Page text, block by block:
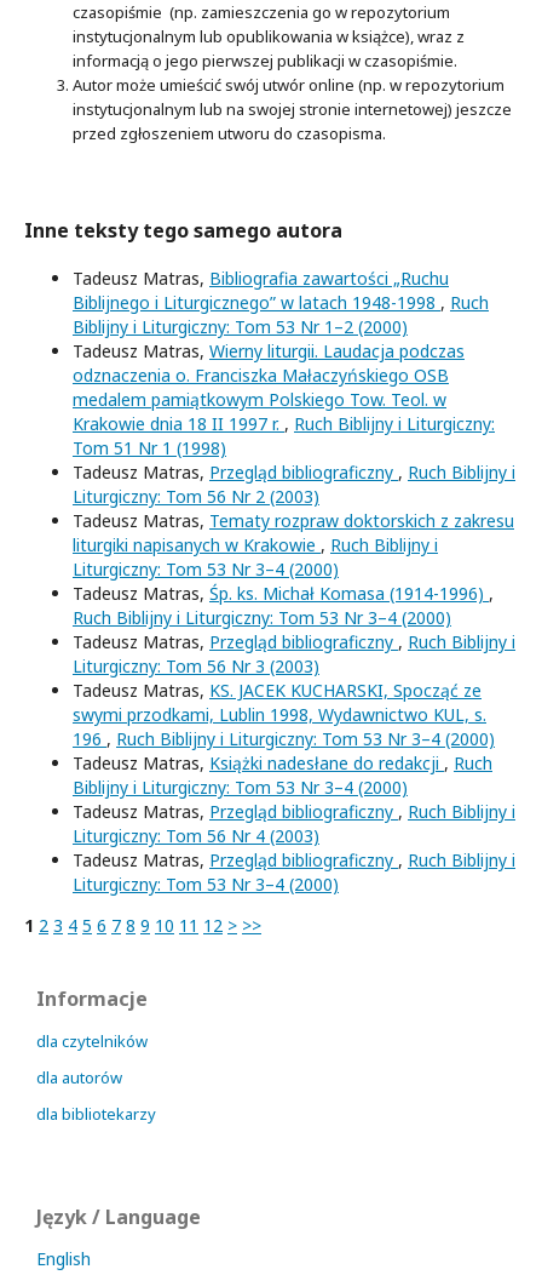
czasopiśmie (np. zamieszczenia go w repozytorium
instytucjonalnym lub opublikowania w książce), wraz z
informacją o jego pierwszej publikacji w czasopiśmie.
Autor może umieścić swój utwór online (np. w repozytorium
instytucjonalnym lub na swojej stronie internetowej) jeszcze
przed zgłoszeniem utworu do czasopisma.
Inne teksty tego samego autora
Tadeusz Matras, Bibliografia zawartości „Ruchu
Biblijnego i Liturgicznego” w latach 1948-1998 , Ruch
Biblijny i Liturgiczny: Tom 53 Nr 1–2 (2000)
Tadeusz Matras, Wierny liturgii. Laudacja podczas
odznaczenia o. Franciszka Małaczyńskiego OSB
medalem pamiątkowym Polskiego Tow. Teol. w
Krakowie dnia 18 II 1997 r. , Ruch Biblijny i Liturgiczny:
Tom 51 Nr 1 (1998)
Tadeusz Matras, Przegląd bibliograficzny , Ruch Biblijny i
Liturgiczny: Tom 56 Nr 2 (2003)
Tadeusz Matras, Tematy rozpraw doktorskich z zakresu
liturgiki napisanych w Krakowie , Ruch Biblijny i
Liturgiczny: Tom 53 Nr 3–4 (2000)
Tadeusz Matras, Śp. ks. Michał Komasa (1914-1996) ,
Ruch Biblijny i Liturgiczny: Tom 53 Nr 3–4 (2000)
Tadeusz Matras, Przegląd bibliograficzny , Ruch Biblijny i
Liturgiczny: Tom 56 Nr 3 (2003)
Tadeusz Matras, KS. JACEK KUCHARSKI, Spocząć ze
swymi przodkami, Lublin 1998, Wydawnictwo KUL, s.
196 , Ruch Biblijny i Liturgiczny: Tom 53 Nr 3–4 (2000)
Tadeusz Matras, Książki nadesłane do redakcji , Ruch
Biblijny i Liturgiczny: Tom 53 Nr 3–4 (2000)
Tadeusz Matras, Przegląd bibliograficzny , Ruch Biblijny i
Liturgiczny: Tom 56 Nr 4 (2003)
Tadeusz Matras, Przegląd bibliograficzny , Ruch Biblijny i
Liturgiczny: Tom 53 Nr 3–4 (2000)
1 2 3 4 5 6 7 8 9 10 11 12 > >>
Informacje
dla czytelników
dla autorów
dla bibliotekarzy
Język / Language
English